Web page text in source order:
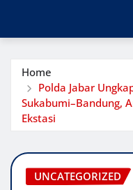
Home
Polda Jabar
Sukabumi–Bandung,
Ekstasi
UNCATEGORIZED